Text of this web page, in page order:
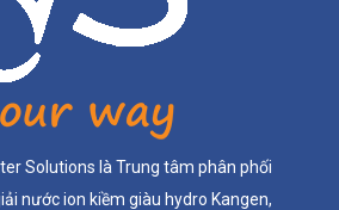
Solutions là Trung tâm phân phối
nước ion kiềm giàu hydro Kangen,